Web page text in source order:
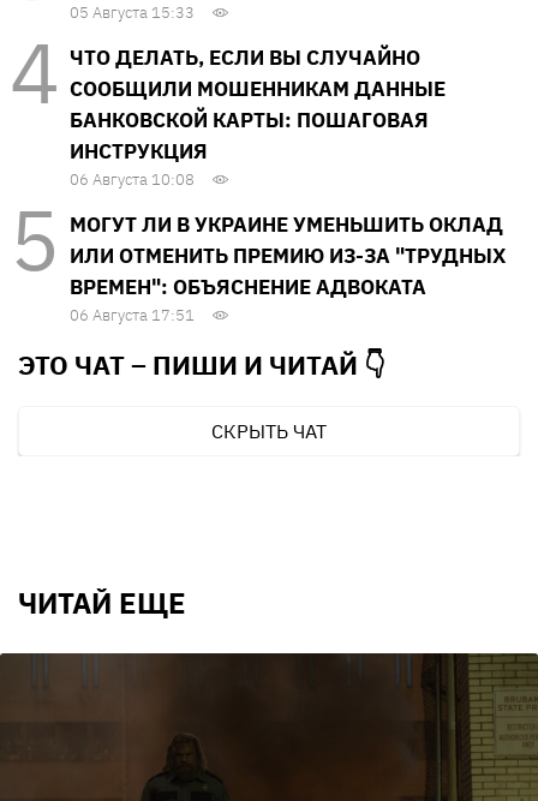
05 Августа 15:33
ЧТО ДЕЛАТЬ, ЕСЛИ ВЫ СЛУЧАЙНО
СООБЩИЛИ МОШЕННИКАМ ДАННЫЕ
БАНКОВСКОЙ КАРТЫ: ПОШАГОВАЯ
ИНСТРУКЦИЯ
06 Августа 10:08
МОГУТ ЛИ В УКРАИНЕ УМЕНЬШИТЬ ОКЛАД
ИЛИ ОТМЕНИТЬ ПРЕМИЮ ИЗ-ЗА "ТРУДНЫХ
ВРЕМЕН": ОБЪЯСНЕНИЕ АДВОКАТА
06 Августа 17:51
ЭТО ЧАТ – ПИШИ И ЧИТАЙ 👇
СКРЫТЬ ЧАТ
ЧИТАЙ ЕЩЕ